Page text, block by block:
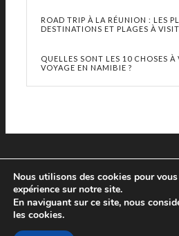
ROAD TRIP À LA RÉUNION : LES
DESTINATIONS ET PLAGES À
QUELLES SONT LES 10 CHOSES À
VOYAGE EN NAMIBIE ?
Nous utilisons des cookies pour
expérience sur notre site.
En naviguant sur ce site, nous
les cookies.